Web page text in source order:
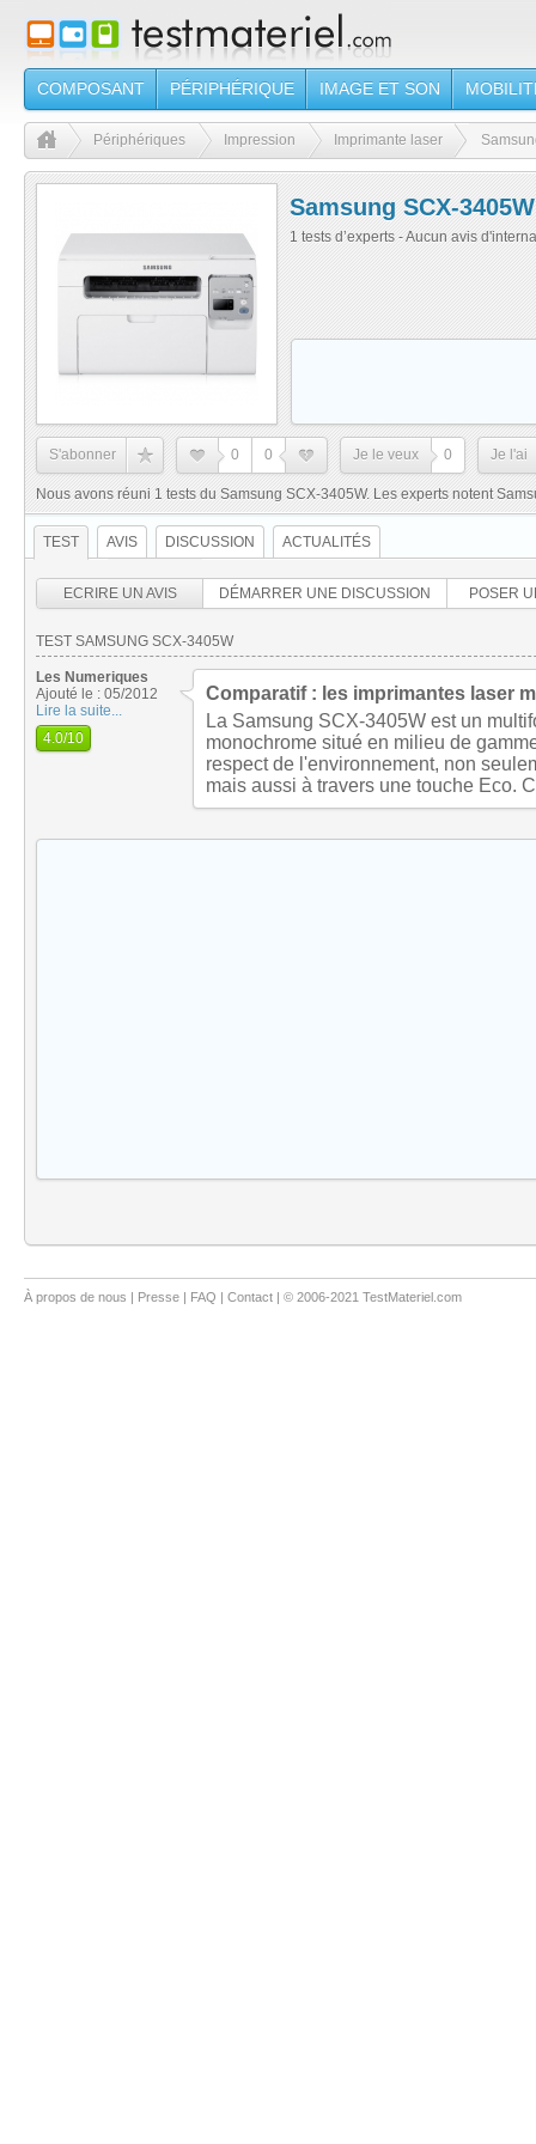
COMPOSANT PÉRIPHÉRIQUE IMAGE ET SON
Périphériques Impression Imprimante laser
Samsung SCX-3405W
1 tests d’experts - Aucun avis
S'abonner 0 0 Je le veux 0 Je l'ai
Nous avons réuni 1 tests du Samsung SCX-3405W. Les experts notent
TEST AVIS DISCUSSION ACTUALITÉS
ECRIRE UN AVIS DÉMARRER UNE DISCUSSION POSER
TEST SAMSUNG SCX-3405W
Les Numeriques
Ajouté le : 05/2012
Lire la suite...
4.0/10
Comparatif : les imprimantes laser
La Samsung SCX-3405W est un
monochrome situé en milieu de
respect de l'environnement, non
mais aussi à travers une touche Eco.
À propos de nous | Presse | FAQ | Contact | © 2006-2021 TestMateriel.com